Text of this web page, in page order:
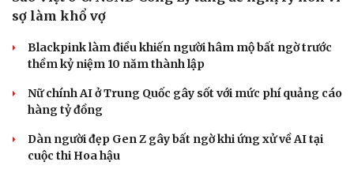
sợ làm khổ vợ
Blackpink làm điều khiến người hâm mộ bất ngờ trước
thềm kỷ niệm 10 năm thành lập
Nữ chính AI ở Trung Quốc gây sốt với mức phí quảng cáo
hàng tỷ đồng
Dàn người đẹp Gen Z gây bất ngờ khi ứng xử về AI tại
cuộc thi Hoa hậu